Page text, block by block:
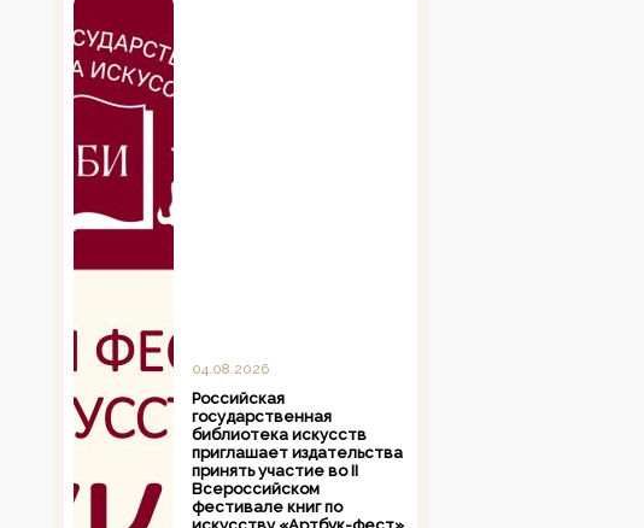
04.08.2026
Российская
государственная
библиотека искусств
приглашает издательства
принять участие во II
Всероссийском
фестивале книг по